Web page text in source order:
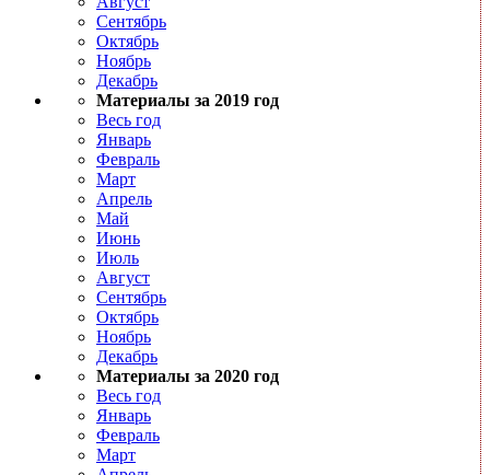
Сентябрь
Октябрь
Ноябрь
Декабрь
Материалы за 2019 год
Весь год
Январь
Февраль
Март
Апрель
Май
Июнь
Июль
Август
Сентябрь
Октябрь
Ноябрь
Декабрь
Материалы за 2020 год
Весь год
Январь
Февраль
Март